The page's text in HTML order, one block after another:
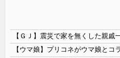
【ウマ娘】プリコネがウマ娘とコ